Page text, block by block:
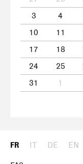
3
4
10
11
17
18
24
25
31
1
FR IT DE EN